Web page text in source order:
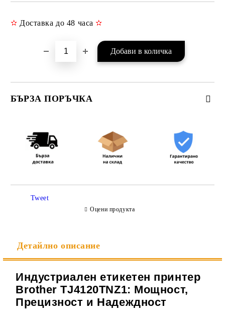
✫ Доставка до 48 часа✫
БЪРЗА ПОРЪЧКА
Tweet
Оцени продукта
Детайлно описание
Индустриален етикетен принтер
Brother TJ4120TNZ1: Мощност,
Прецизност и Надеждност